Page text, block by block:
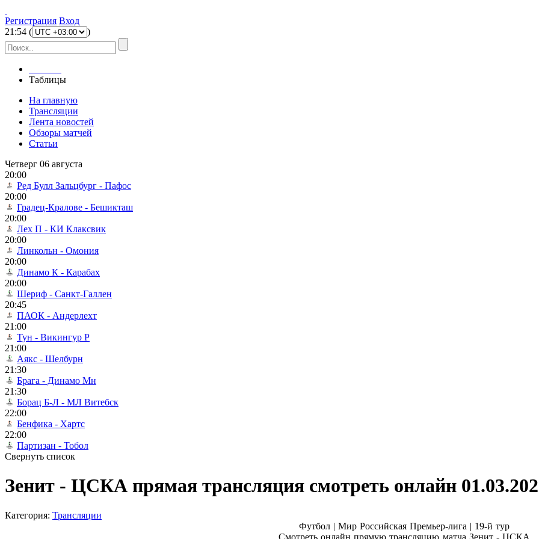
Регистрация Вход
21 :54 ( )
Таблицы
На главную
Трансляции
Лента новостей
Обзоры матчей
Статьи
Четверг 06 августа
20:00
Ред Булл Зальцбург - Пафос
20:00
Градец-Кралове - Бешикташ
20:00
Лех П - КИ Клаксвик
20:00
Линкольн - Омония
20:00
Динамо К - Карабах
20:00
Шериф - Санкт-Галлен
20:45
ПАОК - Андерлехт
21:00
Тун - Викингур Р
21:00
Аякс - Шелбурн
21:30
Брага - Динамо Мн
21:30
Борац Б-Л - МЛ Витебск
22:00
Бенфика - Хартс
22:00
Партизан - Тобол
Свернуть список
Зенит - ЦСКА прямая трансляция смотреть онлайн
Категория: Трансляции
Футбол | Мир Российская Премьер-лига | 19-й тур
Смотреть онлайн прямую трансляцию матча Зенит - ЦСКА